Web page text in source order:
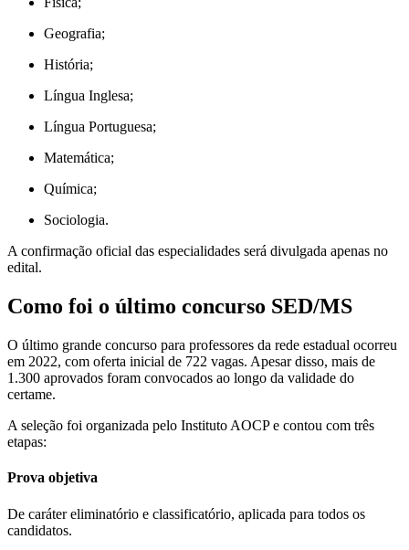
Geografia;
História;
Língua Inglesa;
Língua Portuguesa;
Matemática;
Química;
Sociologia.
A confirmação oficial das especialidades será divulgada apenas no
edital.
Como foi o último concurso SED/MS
O último grande concurso para professores da rede estadual ocorreu
em 2022, com oferta inicial de 722 vagas. Apesar disso, mais de
1.300 aprovados foram convocados ao longo da validade do
certame.
A seleção foi organizada pelo Instituto AOCP e contou com três
etapas:
Prova objetiva
De caráter eliminatório e classificatório, aplicada para todos os
candidatos.